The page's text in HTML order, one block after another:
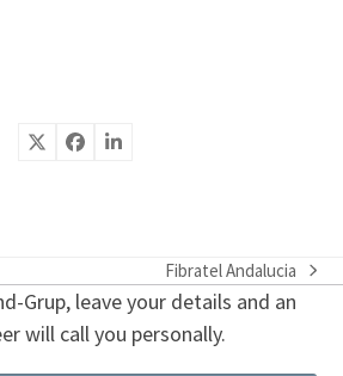
next
post:
Fibratel Andalucia
Grup, leave your details and an
will call you personally.